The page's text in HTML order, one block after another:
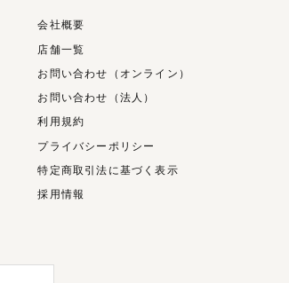
会社概要
店舗一覧
お問い合わせ（オンライン）
お問い合わせ（法人）
利用規約
プライバシーポリシー
特定商取引法に基づく表示
採用情報